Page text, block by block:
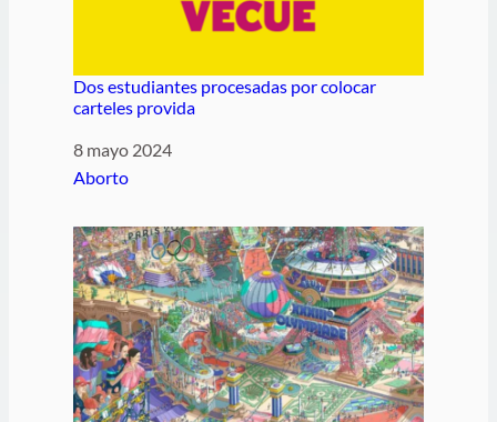
Dos estudiantes procesadas por colocar
carteles provida
Fecha
8 mayo 2024
Respecto a
Aborto